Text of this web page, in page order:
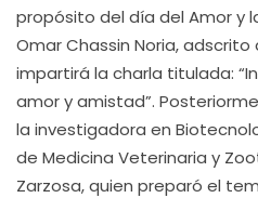
propósito del día del Amor y
Omar Chassin Noria,
impartirá la charla titulada:
amor y amistad”.
la investigadora en
de Medicina Veterinaria y
Zarzosa, quien preparó el